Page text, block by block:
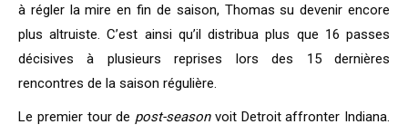
à régler la mire en fin de saison, Thomas su devenir encore
plus altruiste. C’est ainsi qu’il distribua plus que 16 passes
décisives à plusieurs reprises lors des 15 dernières
rencontres de la saison régulière.
Le premier tour de post-seasonvoit Detroit affronter Indiana.